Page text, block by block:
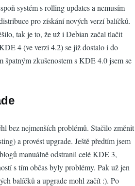
systém s rolling updates a nemusím
pro získání nových verzí balíčků.
tak je to, že už i Debian začal tlačit
4 (ve verzi 4.2) se již dostalo i do
špatným zkušenostem s KDE 4.0 jsem se
bez nejmenších problémů. Stačilo změnit
a provést upgrade. Ještě předtím jsem
manuálně odstranil celé KDE 3,
s tím občas byly problémy. Pak už jen
balíčků a upgrade mohl začít :). Po